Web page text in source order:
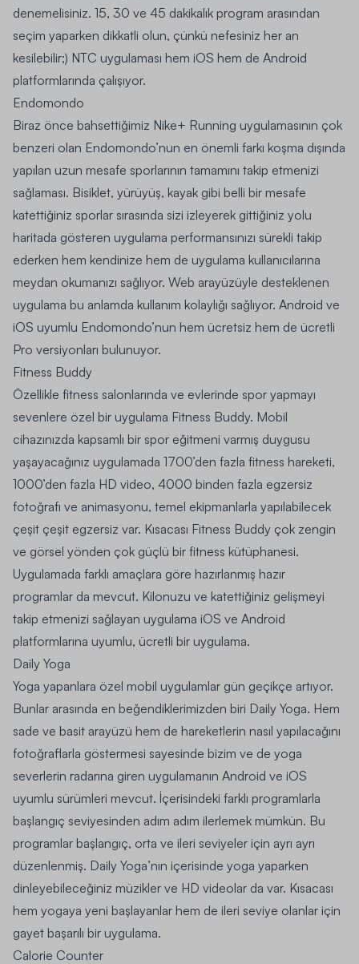
denemelisiniz. 15, 30 ve 45 dakikalık program arasından
seçim yaparken dikkatli olun, çünkü nefesiniz her an
kesilebilir;) NTC uygulaması hem iOS hem de Android
platformlarında çalışıyor.
Endomondo
Biraz önce bahsettiğimiz Nike+ Running uygulamasının çok
benzeri olan Endomondo’nun en önemli farkı koşma dışında
yapılan uzun mesafe sporlarının tamamını takip etmenizi
sağlaması. Bisiklet, yürüyüş, kayak gibi belli bir mesafe
katettiğiniz sporlar sırasında sizi izleyerek gittiğiniz yolu
haritada gösteren uygulama performansınızı sürekli takip
ederken hem kendinize hem de uygulama kullanıcılarına
meydan okumanızı sağlıyor. Web arayüzüyle desteklenen
uygulama bu anlamda kullanım kolaylığı sağlıyor. Android ve
iOS uyumlu Endomondo’nun hem ücretsiz hem de ücretli
Pro versiyonları bulunuyor.
Fitness Buddy
Özellikle fitness salonlarında ve evlerinde spor yapmayı
sevenlere özel bir uygulama Fitness Buddy. Mobil
cihazınızda kapsamlı bir spor eğitmeni varmış duygusu
yaşayacağınız uygulamada 1700’den fazla fitness hareketi,
1000’den fazla HD video, 4000 binden fazla egzersiz
fotoğrafı ve animasyonu, temel ekipmanlarla yapılabilecek
çeşit çeşit egzersiz var. Kısacası Fitness Buddy çok zengin
ve görsel yönden çok güçlü bir fitness kütüphanesi.
Uygulamada farklı amaçlara göre hazırlanmış hazır
programlar da mevcut. Kilonuzu ve katettiğiniz gelişmeyi
takip etmenizi sağlayan uygulama iOS ve Android
platformlarına uyumlu, ücretli bir uygulama.
Daily Yoga
Yoga yapanlara özel mobil uygulamlar gün geçikçe artıyor.
Bunlar arasında en beğendiklerimizden biri Daily Yoga. Hem
sade ve basit arayüzü hem de hareketlerin nasıl yapılacağını
fotoğraflarla göstermesi sayesinde bizim ve de yoga
severlerin radarına giren uygulamanın Android ve iOS
uyumlu sürümleri mevcut. İçerisindeki farklı programlarla
başlangıç seviyesinden adım adım ilerlemek mümkün. Bu
programlar başlangıç, orta ve ileri seviyeler için ayrı ayrı
düzenlenmiş. Daily Yoga’nın içerisinde yoga yaparken
dinleyebileceğiniz müzikler ve HD videolar da var. Kısacası
hem yogaya yeni başlayanlar hem de ileri seviye olanlar için
gayet başarılı bir uygulama.
Calorie Counter